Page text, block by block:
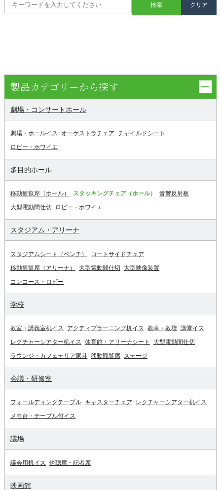
製品カテゴリーから探す
劇場・コンサートホール
劇場・ホールイス オーケストラチェア チャイルドシート
ロビー・ホワイエ
多目的ホール
移動観覧席（ホール） スタッキングチェア（ホール）
音響反射板
大型電動間仕切
ロビー・ホワイエ
スタジアム・アリーナ
スタジアムシート（ベンチ）
コートサイドチェア
移動観覧席（アリーナ）
大型電動間仕切
大型映像装置
コンコース・ロビー
学校
教室・講義室机イス アクティブラーニング机イス 教卓・教壇 講堂イス
レクチャーシアター机イス 体育館・アリーナシート
大型電動間仕切
ラウンジ・カフェテリア家具 移動観覧席 ステージ
会議・研修室
フォールディングテーブル キャスターチェア
レクチャーシアター机イス
メモ台・テーブル付イス
議場
議会用机イス 傍聴席・記者席
映画館